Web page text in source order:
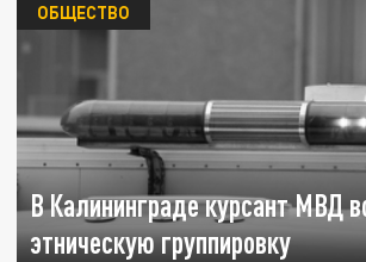
В Калининграде курсант МВД
этническую группировку
ОБЩЕСТВО